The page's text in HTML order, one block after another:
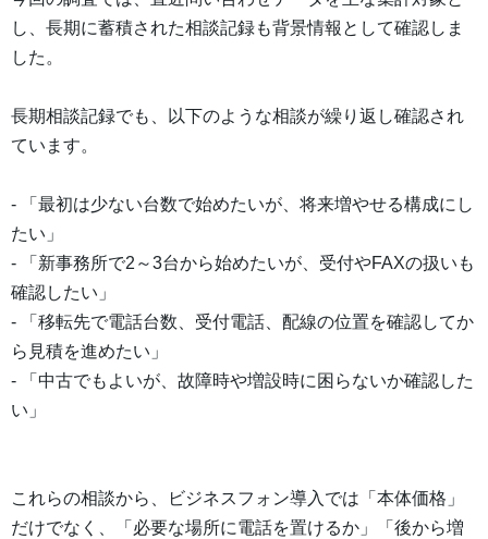
し、長期に蓄積された相談記録も背景情報として確認しま
した。
長期相談記録でも、以下のような相談が繰り返し確認され
ています。
- 「最初は少ない台数で始めたいが、将来増やせる構成にし
たい」
- 「新事務所で2～3台から始めたいが、受付やFAXの扱いも
確認したい」
- 「移転先で電話台数、受付電話、配線の位置を確認してか
ら見積を進めたい」
- 「中古でもよいが、故障時や増設時に困らないか確認した
い」
これらの相談から、ビジネスフォン導入では「本体価格」
だけでなく、「必要な場所に電話を置けるか」「後から増